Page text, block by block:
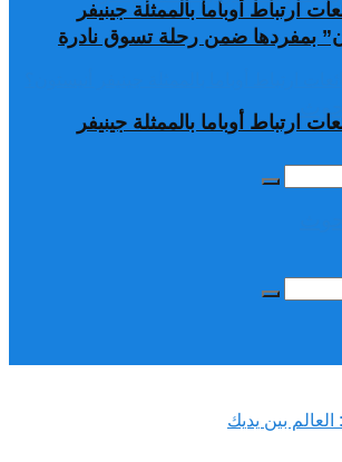
ارتباط أوباما بالممثلة جينيفر
بمفردها ضمن رحلة تسوق نادرة
ارتباط أوباما بالممثلة جينيفر